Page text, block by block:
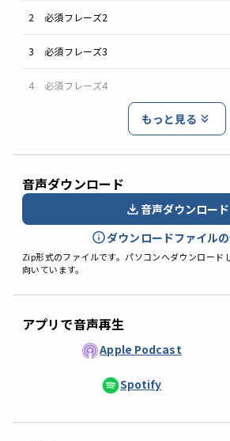
2 必須フレーズ2
3 必須フレーズ3
4 必須フレーズ4
もっと見る
音声ダウンロード
音声ダウンロード
ダウンロードファイル
Zip形式のファイルです。パソコンへダウンロード
向いています。
アプリで音声再生
Apple Podcast
Spotify